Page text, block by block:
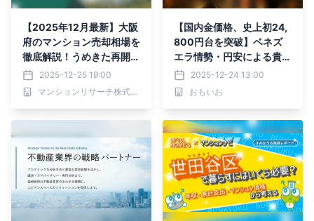
【2025年12月最新】大阪
府のマンション売却相場を
徹底解説！うめきた再開
発・万博レガシーへの期待
で価格上昇が加速
2025-12-25 19:00
マンションリサーチ株式会社
【国内金価格、史上初24,
800円台を突破】ベネズ
エラ情勢・円安による貴金
属高騰を受け、銀座・買取
専門店おもいおが「金・
銀・プラチナ」の査定体制
2025-12-24 13:00
おもいお